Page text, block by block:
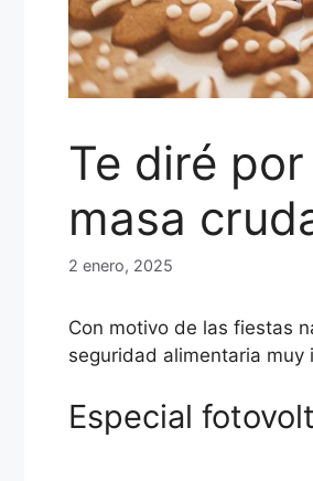
Te diré
masa
2 enero, 2025
Con motivo de las fiestas
seguridad alimentaria
Especial